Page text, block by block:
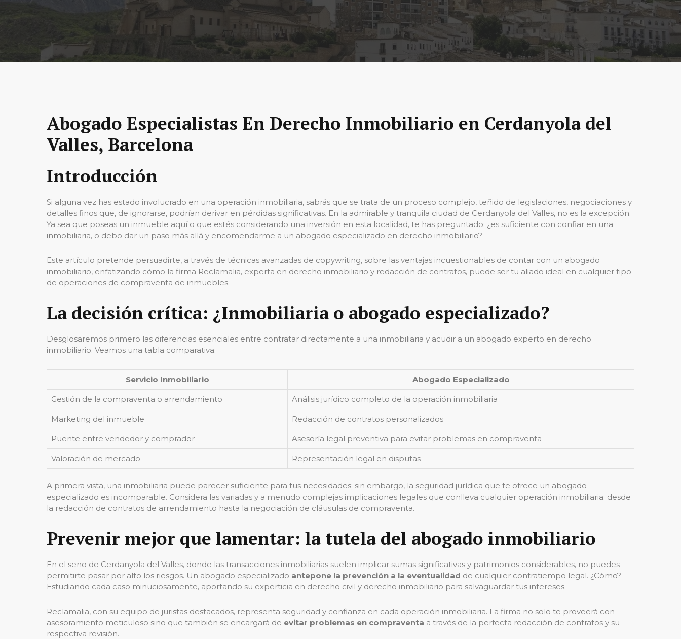
Abogado Especialistas En Derecho Inmobiliario en Cerdanyola del
Valles, Barcelona
Introducción
Si alguna vez has estado involucrado en una operación inmobiliaria, sabrás que se trata de un proceso complejo, teñido de legislaciones, negociaciones y
detalles finos que, de ignorarse, podrían derivar en pérdidas significativas. En la admirable y tranquila ciudad de Cerdanyola del Valles, no es la excepción.
Ya sea que poseas un inmueble aquí o que estés considerando una inversión en esta localidad, te has preguntado: ¿es suficiente con confiar en una
inmobiliaria, o debo dar un paso más allá y encomendarme a un abogado especializado en derecho inmobiliario?
Este artículo pretende persuadirte, a través de técnicas avanzadas de copywriting, sobre las ventajas incuestionables de contar con un abogado
inmobiliario, enfatizando cómo la firma Reclamalia, experta en derecho inmobiliario y redacción de contratos, puede ser tu aliado ideal en cualquier tipo
de operaciones de compraventa de inmuebles.
La decisión crítica: ¿Inmobiliaria o abogado especializado?
Desglosaremos primero las diferencias esenciales entre contratar directamente a una inmobiliaria y acudir a un abogado experto en derecho
inmobiliario. Veamos una tabla comparativa:
Servicio Inmobiliario Abogado Especializado
Gestión de la compraventa o arrendamiento Análisis jurídico completo de la operación inmobiliaria
Marketing del inmueble Redacción de contratos personalizados
Puente entre vendedor y comprador Asesoría legal preventiva para evitar problemas en compraventa
Valoración de mercado Representación legal en disputas
A primera vista, una inmobiliaria puede parecer suficiente para tus necesidades; sin embargo, la seguridad jurídica que te ofrece un abogado
especializado es incomparable. Considera las variadas y a menudo complejas implicaciones legales que conlleva cualquier operación inmobiliaria: desde
la redacción de contratos de arrendamiento hasta la negociación de cláusulas de compraventa.
Prevenir mejor que lamentar: la tutela del abogado inmobiliario
En el seno de Cerdanyola del Valles, donde las transacciones inmobiliarias suelen implicar sumas significativas y patrimonios considerables, no puedes
permitirte pasar por alto los riesgos. Un abogado especializado antepone la prevención a la eventualidad de cualquier contratiempo legal. ¿Cómo?
Estudiando cada caso minuciosamente, aportando su experticia en derecho civil y derecho inmobiliario para salvaguardar tus intereses.
Reclamalia, con su equipo de juristas destacados, representa seguridad y confianza en cada operación inmobiliaria. La firma no solo te proveerá con
asesoramiento meticuloso sino que también se encargará de evitar problemas en compraventa a través de la perfecta redacción de contratos y su
respectiva revisión.